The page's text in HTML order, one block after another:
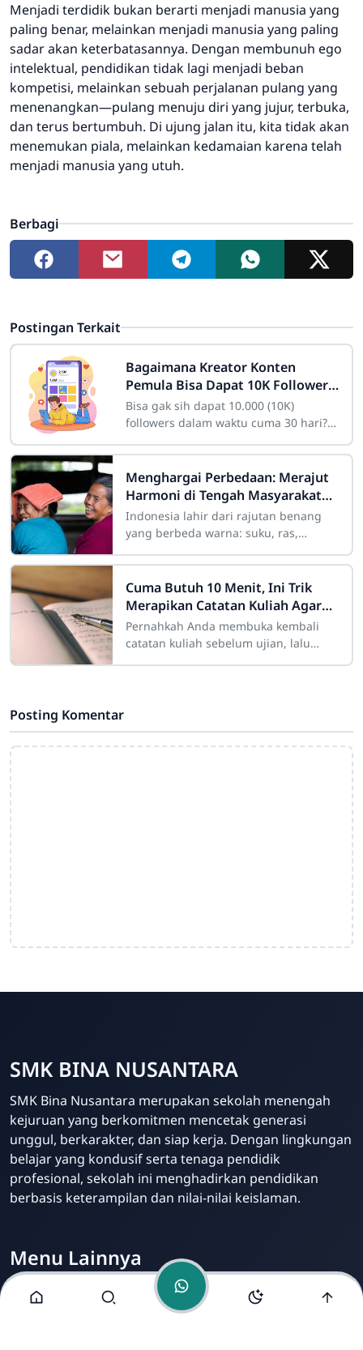
Admin Sekolah
Online
Menjadi terdidik bukan berarti menjadi manusia yang
paling benar, melainkan menjadi manusia yang paling
sadar akan keterbatasannya. Dengan membunuh ego
intelektual, pendidikan tidak lagi menjadi beban
kompetisi, melainkan sebuah perjalanan pulang yang
menenangkan—pulang menuju diri yang jujur, terbuka,
dan terus bertumbuh. Di ujung jalan itu, kita tidak akan
menemukan piala, melainkan kedamaian karena telah
menjadi manusia yang utuh.
Berbagi
Postingan Terkait
Bagaimana Kreator Konten
Pemula Bisa Dapat 10K Followers
dalam Sebulan
Bisa gak sih dapat 10.000 (10K)
followers dalam waktu cuma 30 hari?
membuat akun, angka itu mungkin
kelihatan fiktif
Menghargai Perbedaan: Merajut
Harmoni di Tengah Masyarakat
yang Beragam
Indonesia lahir dari rajutan benang
yang berbeda warna: suku, ras,
Keberagaman ini laksana mosaik yang
indah jika
Cuma Butuh 10 Menit, Ini Trik
Merapikan Catatan Kuliah Agar
Mudah Diingat
Pernahkah Anda membuka kembali
catatan kuliah sebelum ujian, lalu
Posting Komentar
SMK BINA NUSANTARA
SMK Bina Nusantara merupakan sekolah menengah
kejuruan yang berkomitmen mencetak generasi
unggul, berkarakter, dan siap kerja. Dengan lingkungan
belajar yang kondusif serta tenaga pendidik
profesional, sekolah ini menghadirkan pendidikan
berbasis keterampilan dan nilai-nilai keislaman.
Menu Lainnya
Visi dan Misi